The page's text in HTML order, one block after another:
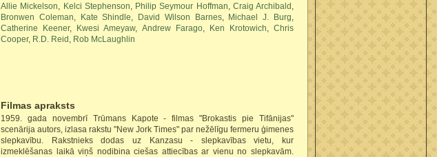
Allie Mickelson, Kelci Stephenson, Philip Seymour Hoffman, Craig Archibald ,
Bronwen Coleman, Kate Shindle, David Wilson Barnes, Michael J. Burg,
Catherine Keener, Kwesi Ameyaw, Andrew Farago, Ken Krotowich, Chris
Cooper, R.D. Reid , Rob McLaughlin
Filmas apraksts
1959. gada novembrī Trūmans Kapote - filmas "Brokastis pie Tifānijas"
scenārija autors, izlasa rakstu "New Jork Times" par nežēlīgu fermeru ģimenes
slepkavību. Rakstnieks dodas uz Kanzasu - slepkavības vietu, kur
izmeklēšanas laikā viņš nodibina ciešas attiecības ar vienu no slepkavām.